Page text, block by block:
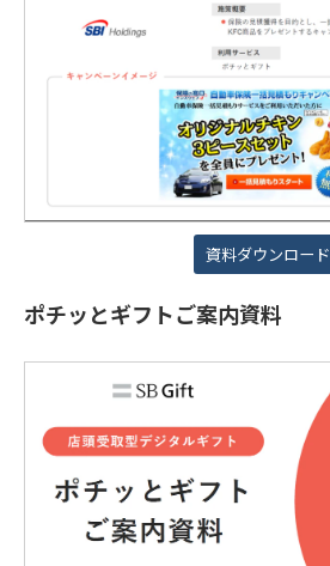
資料ダウンロード
ポチッとギフトご案内資料